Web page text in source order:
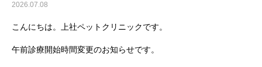
2026.07.08
こんにちは。上社ペットクリニックです。
午前診療開始時間変更のお知らせです。